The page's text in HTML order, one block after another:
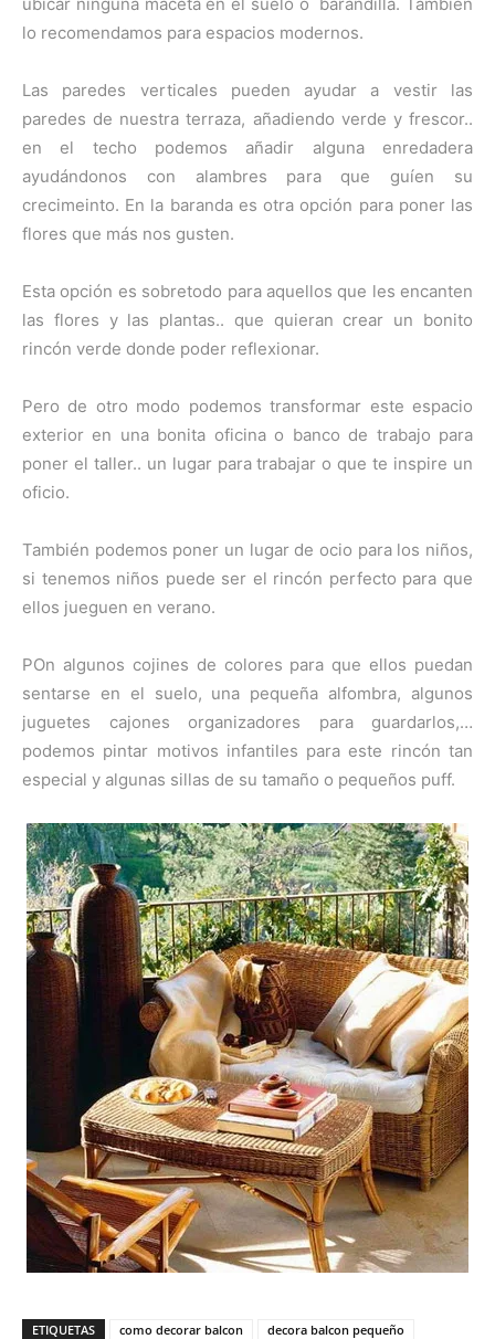
lo recomendamos para espacios modernos.
Las paredes verticales pueden ayudar a vestir las
paredes de nuestra terraza, añadiendo verde y frescor..
en el techo podemos añadir alguna enredadera
ayudándonos con alambres para que guíen su
crecimeinto. En la baranda es otra opción para poner las
flores que más nos gusten.
Esta opción es sobretodo para aquellos que les encanten
las flores y las plantas.. que quieran crear un bonito
rincón verde donde poder reflexionar.
Pero de otro modo podemos transformar este espacio
exterior en una bonita oficina o banco de trabajo para
poner el taller.. un lugar para trabajar o que te inspire un
oficio.
También podemos poner un lugar de ocio para los niños,
si tenemos niños puede ser el rincón perfecto para que
ellos jueguen en verano.
POn algunos cojines de colores para que ellos puedan
sentarse en el suelo, una pequeña alfombra, algunos
juguetes cajones organizadores para guardarlos,…
podemos pintar motivos infantiles para este rincón tan
especial y algunas sillas de su tamaño o pequeños puff.
ETIQUETAS como decorar balcon
decora balcon pequeño